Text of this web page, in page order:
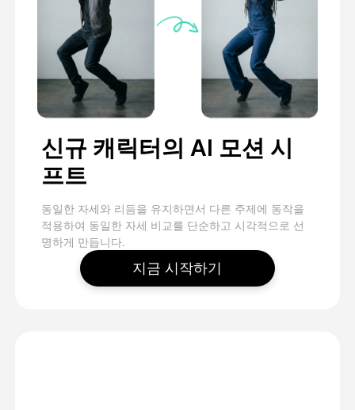
신규 캐릭터의 AI 모션 시
프트
동일한 자세와 리듬을 유지하면서 다른 주제에 동작을
적용하여 동일한 자세 비교를 단순하고 시각적으로 선
명하게 만듭니다.
지금 시작하기